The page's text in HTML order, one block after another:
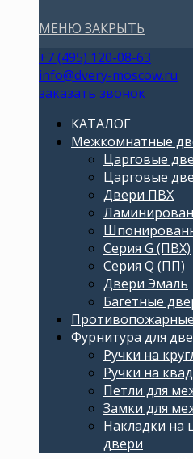
МЕНЮ ЗАКРЫТЬ
+7 (495) 120-08-63
info@dvery-moscow.ru
заказать звонок
КАТАЛОГ
Межкомнатные
Царговые
Царговые
Двери ПВХ
Серия G (ПВХ)
Серия Q (ПП)
Двери Эмаль
Багетные
Фурнитура для
Ручки на
Ручки на
Петли для
Замки для
Накладки на
двери